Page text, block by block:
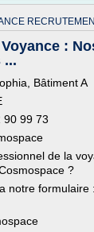
:
...
Bâtiment A
90 99 73
de la
?
notre formulaire